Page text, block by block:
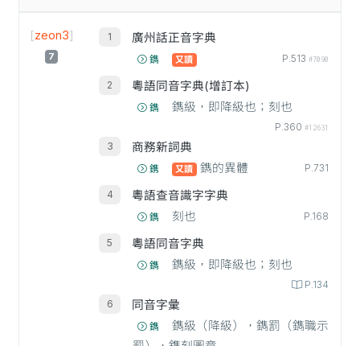
[zeon3]
7
廣州話正音字典
鐫 又讀 P.513 #7090
粵語同音字典(增訂本)
鐫 鐫級，即降級也；刻也
P.360 #12631
商務新詞典
鎸 又讀 鐫的異體 P.731
粵語查音識字字典
鐫 刻也 P.168
粵語同音字典
鐫 鐫級，即降級也；刻也
P.134
同音字彙
鐫
鐫級（降級），鐫罰（鐫職示